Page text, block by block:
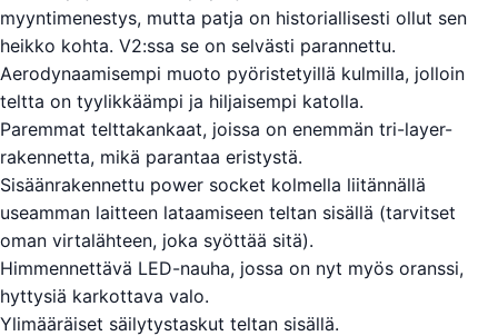
myyntimenestys, mutta patja on historiallisesti ollut sen
heikko kohta. V2:ssa se on selvästi parannettu.
Aerodynaamisempi muoto pyöristetyillä kulmilla, jolloin
teltta on tyylikkäämpi ja hiljaisempi katolla.
Paremmat telttakankaat, joissa on enemmän tri-layer-
rakennetta, mikä parantaa eristystä.
Sisäänrakennettu power socket kolmella liitännällä
useamman laitteen lataamiseen teltan sisällä (tarvitset
oman virtalähteen, joka syöttää sitä).
Himmennettävä LED-nauha, jossa on nyt myös oranssi,
hyttysiä karkottava valo.
Ylimääräiset säilytystaskut teltan sisällä.